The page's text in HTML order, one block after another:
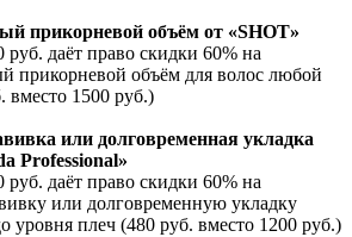
прикорневой объём от «SHOT»
даёт право скидки 60% на
прикорневой объём для волос любой
вместо 1500 руб.)
или долговременная укладка
Professional»
даёт право скидки 60% на
или долговременную укладку
уровня плеч (480 руб. вместо 1200 руб.)